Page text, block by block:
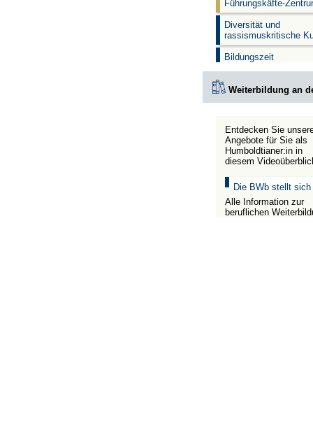
Führungskäfte-
Diversität und
rassismuskritische
Bildungszeit
Weiterbildung an
Entdecken Sie
Angebote für Sie als
Humboldtianer:in in
diesem
Die BWb stellt sich
Alle Information zur
beruflichen